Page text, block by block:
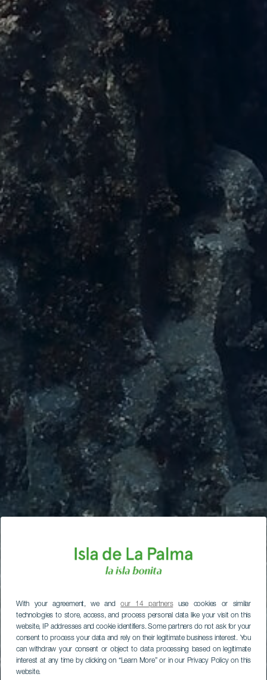
With your agreement, we andour 14 partnersuse cookies or similar
technologies to store, access, and process personal data like your visit on this
website, IP addresses and cookie identifiers. Some partners do not ask for your
consent to process your data and rely on their legitimate business interest. You
can withdraw your consent or object to data processing based on legitimate
interest at any time by clicking on “Learn More” or in our Privacy Policy on this
website.